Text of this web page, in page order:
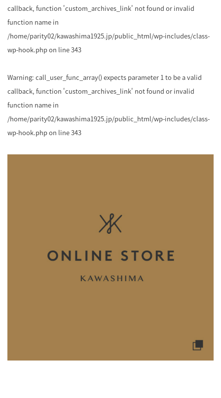
callback, function 'custom_archives_link' not found or invalid
function name in
/home/parity02/kawashima1925.jp/public_html/wp-includes/class-
wp-hook.phpon line343
Warning: call_user_func_array() expects parameter 1 to be a valid
callback, function 'custom_archives_link' not found or invalid
function name in
/home/parity02/kawashima1925.jp/public_html/wp-includes/class-
wp-hook.phpon line343